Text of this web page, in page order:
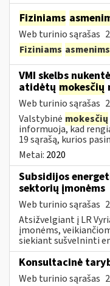
Fiziniams
Web turinio sąrašas
Fiziniams asmenims
VMI skelbs
atidėtų mokesčių
Web turinio sąrašas
Valstybinė mokesčių
informuoja, kad
19 sąrašą, kurios
Metai: 2020
Subsidijos
sektorių įmonėms
Web turinio sąrašas
Atsižvelgiant į LR
įmonėms,
siekiant sušvelninti
Konsultacinė
Web turinio sąrašas